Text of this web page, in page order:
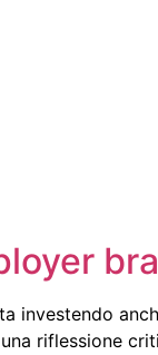
investendo
riflessione